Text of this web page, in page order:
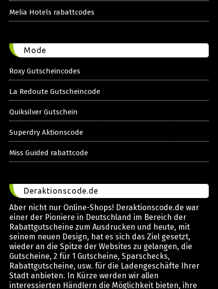
Melia Hotels rabattcodes
Mode
Roxy Gutscheincodes
La Redoute Gutscheincode
Quiksilver Gutschein
Superdry Aktionscode
Miss Guided rabattcode
Deraktionscode.de
Aber nicht nur Online-Shops! Deraktionscode.de war
einer der Pioniere in Deutschland im Bereich der
Rabattgutscheine zum Ausdrucken und heute, mit
seinem neuen Design, hat es sich das Ziel gesetzt,
wieder an die Spitze der Websites zu gelangen, die
Gutscheine, 2 für 1 Gutscheine, Sparschecks,
Rabattgutscheine, usw. für die Ladengeschäfte Ihrer
Stadt anbieten. In Kürze werden wir allen
interessierten Händlern die Möglichkeit bieten, ihre